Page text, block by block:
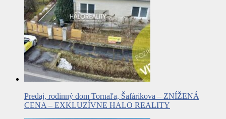
Predaj, rodinný dom Tornaľa, Šafárikova – ZNÍŽENÁ
CENA – EXKLUZÍVNE HALO REALITY